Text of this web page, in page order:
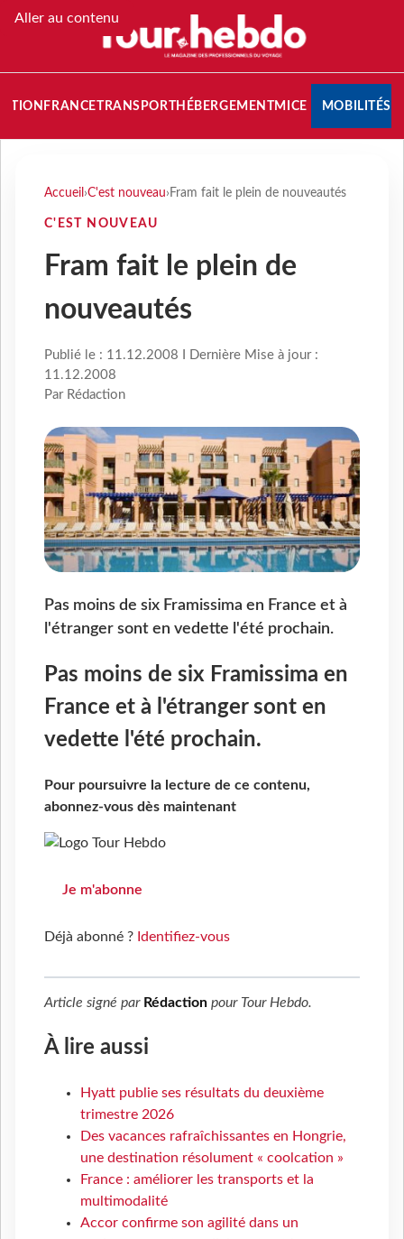
Aller au contenu
FRANCETRANSPORT HÉBERGEMENTMICE MOBILITÉS
Accueil ›C'est nouveau› Fram fait le plein de nouveautés
C'EST NOUVEAU
Fram fait le plein de
nouveautés
Publié le : 11.12.2008 I Dernière Mise à jour :
11.12.2008
Par Rédaction
Pas moins de six Framissima en France et à
l'étranger sont en vedette l'été prochain.
Pas moins de six Framissima en
France et à l'étranger sont en
vedette l'été prochain.
Pour poursuivre la lecture de ce contenu,
abonnez-vous dès maintenant
Je m'abonne
Déjà abonné ? Identifiez-vous
Article signé par Rédaction pour Tour Hebdo.
À lire aussi
Hyatt publie ses résultats du deuxième
trimestre 2026
Des vacances rafraîchissantes en Hongrie,
une destination résolument « coolcation »
France : améliorer les transports et la
multimodalité
Accor confirme son agilité dans un